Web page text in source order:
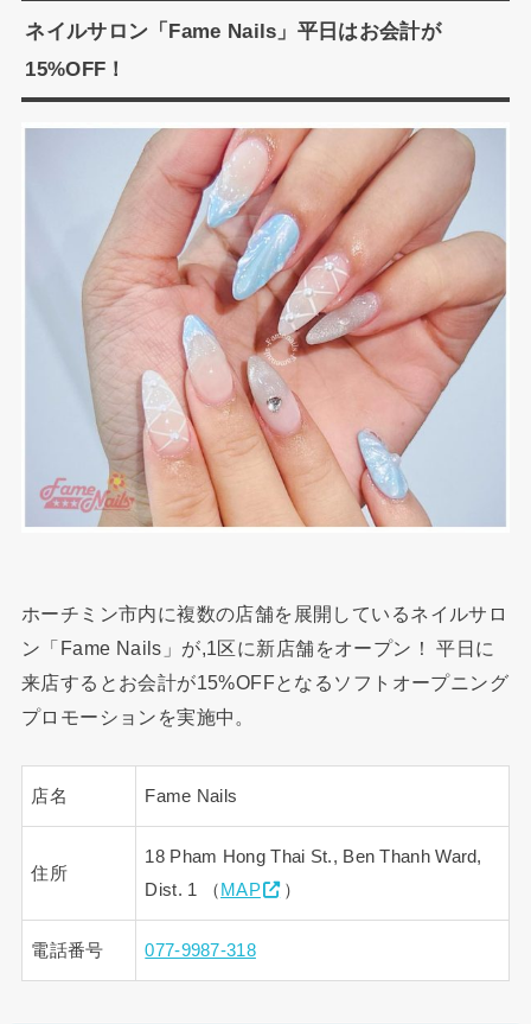
ネイルサロン「Fame Nails」平日はお会計が
15%OFF！
ホーチミン市内に複数の店舗を展開しているネイルサロ
ン「Fame Nails」が,1区に新店舗をオープン！ 平日に
来店するとお会計が15%OFFとなるソフトオープニング
プロモーションを実施中。
店名 Fame Nails
住所
18 Pham Hong Thai St., Ben Thanh Ward,
Dist. 1 （ MAP ）
電話番号 077-9987-318